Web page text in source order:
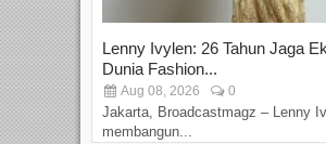
Lenny Ivylen: 26 Tahun Jaga
Dunia Fashion...
Aug 08, 2026 0
Jakarta, Broadcastmagz – Lenny
membangun...